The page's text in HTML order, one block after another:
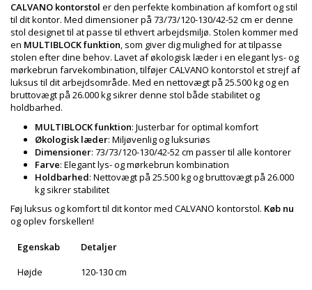
CALVANO kontorstol er den perfekte kombination af komfort og stil
til dit kontor. Med dimensioner på 73/73/120-130/42-52 cm er denne
stol designet til at passe til ethvert arbejdsmiljø. Stolen kommer med
en MULTIBLOCK funktion, som giver dig mulighed for at tilpasse
stolen efter dine behov. Lavet af økologisk læder i en elegant lys- og
mørkebrun farvekombination, tilføjer CALVANO kontorstol et strejf af
luksus til dit arbejdsområde. Med en nettovægt på 25.500 kg og en
bruttovægt på 26.000 kg sikrer denne stol både stabilitet og
holdbarhed.
MULTIBLOCK funktion: Justerbar for optimal komfort
Økologisk læder: Miljøvenlig og luksuriøs
Dimensioner: 73/73/120-130/42-52 cm passer til alle kontorer
Farve: Elegant lys- og mørkebrun kombination
Holdbarhed: Nettovægt på 25.500 kg og bruttovægt på 26.000
kg sikrer stabilitet
Føj luksus og komfort til dit kontor med CALVANO kontorstol. Køb nu
og oplev forskellen!
Egenskab
Detaljer
Højde
120-130 cm